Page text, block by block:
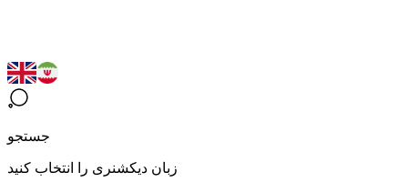
جستجو
زبان دیکشنری را انتخاب کنید